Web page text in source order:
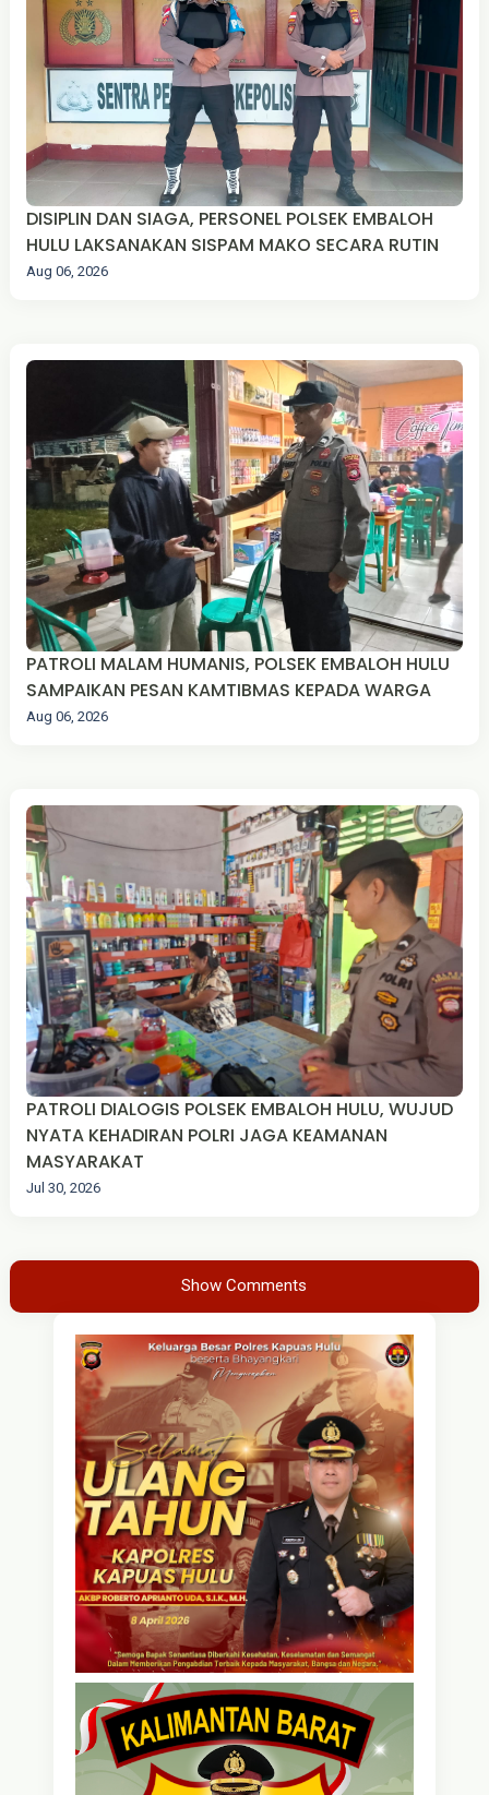
DISIPLIN DAN SIAGA, PERSONEL POLSEK EMBALOH
HULU LAKSANAKAN SISPAM MAKO SECARA RUTIN
Aug 06, 2026
PATROLI MALAM HUMANIS, POLSEK EMBALOH HULU
SAMPAIKAN PESAN KAMTIBMAS KEPADA WARGA
Aug 06, 2026
PATROLI DIALOGIS POLSEK EMBALOH HULU, WUJUD
NYATA KEHADIRAN POLRI JAGA KEAMANAN
MASYARAKAT
Jul 30, 2026
Show Comments